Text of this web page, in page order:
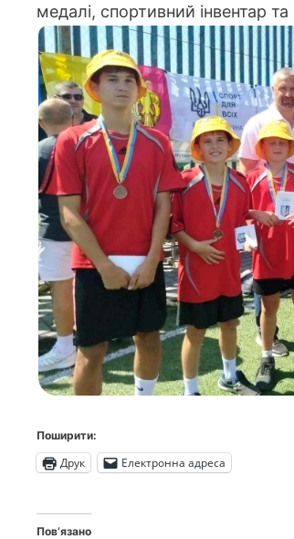
медалі, спортивний інвентар
Поширити:
Друк Електронна адреса
Пов’язано